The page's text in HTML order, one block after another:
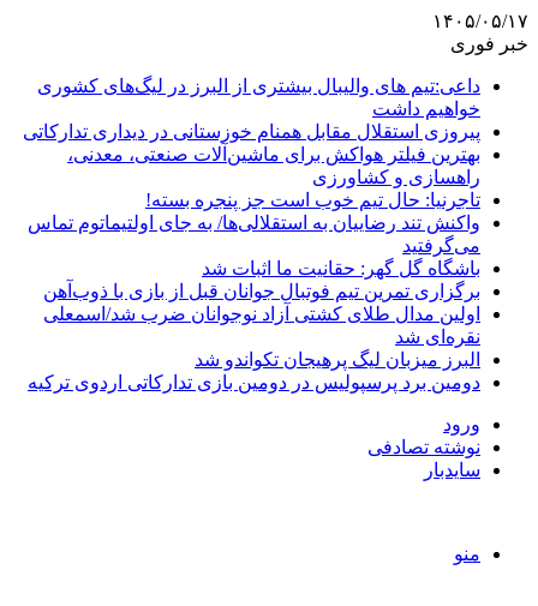
۱۴۰۵/۰۵/۱۷
خبر فوری
داعی:تیم های والیبال بیشتری از البرز در لیگ‌های کشوری
خواهیم داشت
پیروزی استقلال مقابل همنام خوزستانی در دیداری تدارکاتی
بهترین فیلتر هواکش برای ماشین‌آلات صنعتی، معدنی،
راهسازی و کشاورزی
تاجرنیا: حال تیم خوب است جز پنجره بسته!
واکنش تند رضاییان به استقلالی‌ها/ به جای اولتیماتوم تماس
می‌گرفتید
باشگاه گل گهر: حقانیت ما اثبات شد
برگزاری تمرین تیم فوتبال جوانان قبل از بازی با ذوب‌آهن
اولین مدال طلای کشتی آزاد نوجوانان ضرب شد/اسمعلی
نقره‌ای شد
البرز میزبان لیگ پرهیجان تکواندو شد
دومین برد پرسپولیس در دومین بازی تدارکاتی اردوی ترکیه
ورود
نوشته تصادفی
سایدبار
منو